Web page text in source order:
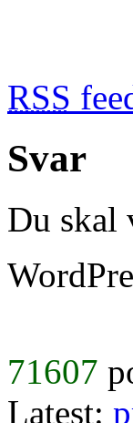
RSS
Svar
Du skal
71607
Latest: